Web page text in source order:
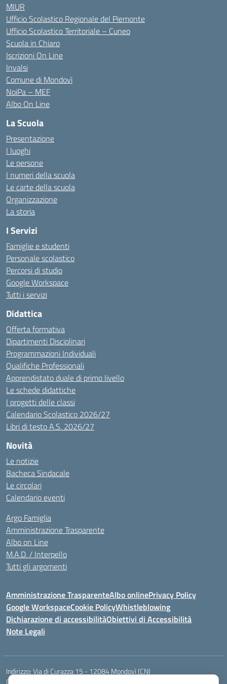
MIUR
Ufficio Scolastico Regionale del Piemonte
Ufficio Scolastico Territoriale – Cuneo
Scuola in Chiaro
Iscrizioni On Line
Invalsi
Comune di Mondovì
NoiPa – MEF
Albo On Line
La Scuola
Presentazione
I luoghi
Le persone
I numeri della scuola
Le carte della scuola
Organizzazione
La storia
I Servizi
Famiglie e studenti
Personale scolastico
Percorsi di studio
Google Workspace
Tutti i servizi
Didattica
Offerta formativa
Dipartimenti Disciplinari
Programmazioni Individuali
Qualifiche Professionali
Apprendistato duale di primo livello
Le schede didattiche
I progetti delle classi
Calendario Scolastico 2026/27
Libri di testo A.S. 2026/27
Novità
Le notizie
Bacheca Sindacale
Le circolari
Calendario eventi
Argo Famiglia
Amministrazione Trasparente
Albo on Line
M.A.D. / Interpello
Tutti gli argomenti
Amministrazione TrasparenteAlbo onlinePrivacy Policy
Google WorkspaceCookie PolicyWhistleblowing
Dichiarazione di accessibilitàObiettivi di Accessibilità
Note Legali
Indirizzo:Via di Curazza 15 - 12084 Mondovì (CN)
Centralino: